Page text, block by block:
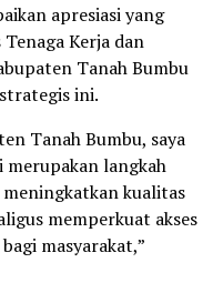
apresiasi yang
Kerja dan
Tanah Bumbu
ini.
Tanah Bumbu, saya
langkah
kualitas
memperkuat akses
masyarakat,”